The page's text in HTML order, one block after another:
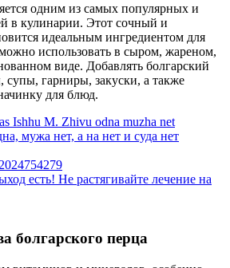
одним из самых популярных и
в кулинарии. Этот сочный и
идеальным ингредиентом для
использовать в сыром, жареном,
виде. Добавлять болгарский
супы, гарниры, закуски, а также
для блюд.
мужа нет, а на нет и суда нет
есть! Не растягивайте лечение на
болгарского перца